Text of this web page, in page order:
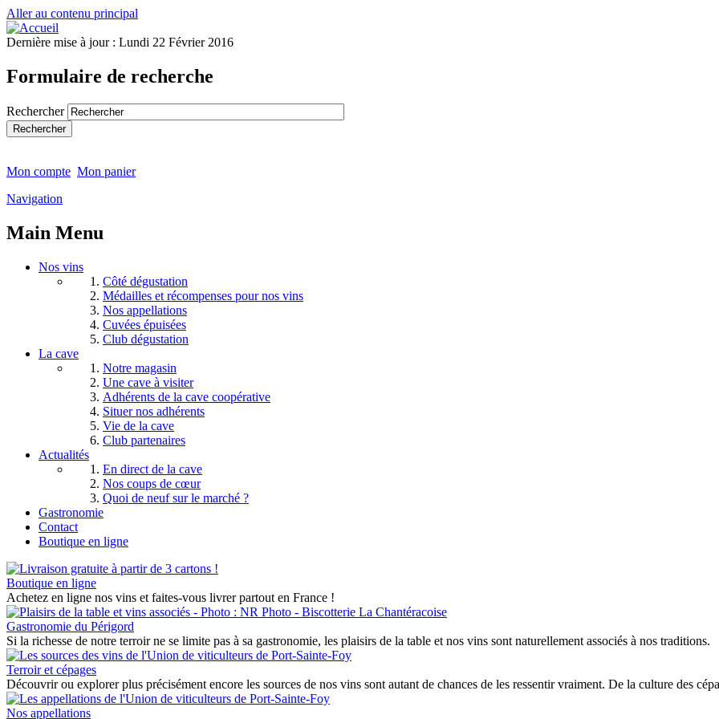
Aller au contenu principal
Dernière mise à jour : Lundi 22 Février 2016
Formulaire de recherche
Rechercher
Mon compte Mon panier
Navigation
Main Menu
Nos vins
Côté dégustation
Médailles et récompenses pour nos vins
Nos appellations
Cuvées épuisées
Club dégustation
La cave
Notre magasin
Une cave à visiter
Adhérents de la cave coopérative
Situer nos adhérents
Vie de la cave
Club partenaires
Actualités
En direct de la cave
Nos coups de cœur
Quoi de neuf sur le marché ?
Gastronomie
Contact
Boutique en ligne
Boutique en ligne
Achetez en ligne nos vins et faites-vous livrer partout en France !
Gastronomie du Périgord
Si la richesse de notre terroir ne se limite pas à sa gastronomie, les plaisirs de la table et nos vins sont naturellement associés à nos traditions.
Terroir et cépages
Découvrir ou explorer plus précisément encore les sources de nos vins sont autant de chances de les ressentir vraiment. De la culture des
Nos appellations